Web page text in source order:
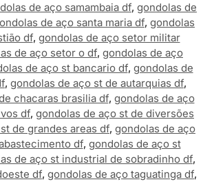
de aço samambaia df, gondolas de
de aço santa maria df, gondolas
df, gondolas de aço setor militar
de aço setor o df, gondolas de aço
de aço st bancario df, gondolas de
, gondolas de aço st de autarquias df,
chacaras brasilia df, gondolas de aço
df, gondolas de aço st de diversões
de grandes areas df, gondolas de aço
df, gondolas de aço st
de aço st industrial de sobradinho df,
df, gondolas de aço taguatinga df,